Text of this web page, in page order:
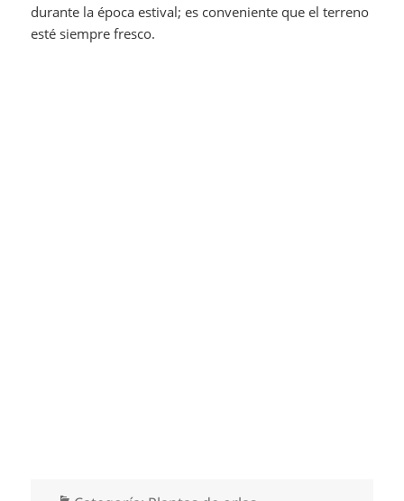
durante la época estival; es conveniente que el terreno
esté siempre fresco.